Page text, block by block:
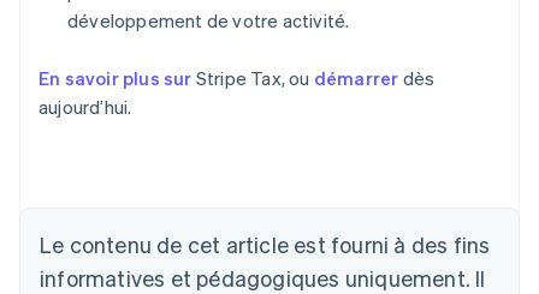
développement de votre activité.
En savoir plus sur Stripe Tax, ou démarrer dès
aujourd’hui.
Le contenu de cet article est fourni à des fins
informatives et pédagogiques uniquement. Il
Allemagne